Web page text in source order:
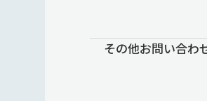
その他お問い合わ